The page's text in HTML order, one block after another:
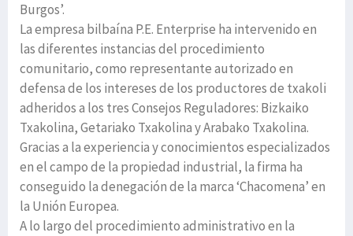
Burgos’.
La empresa bilbaína P.E. Enterprise ha intervenido en
las diferentes instancias del procedimiento
comunitario, como representante autorizado en
defensa de los intereses de los productores de txakoli
adheridos a los tres Consejos Reguladores: Bizkaiko
Txakolina, Getariako Txakolina y Arabako Txakolina.
Gracias a la experiencia y conocimientos especializados
en el campo de la propiedad industrial, la firma ha
conseguido la denegación de la marca ‘Chacomena’ en
la Unión Europea.
A lo largo del procedimiento administrativo en la